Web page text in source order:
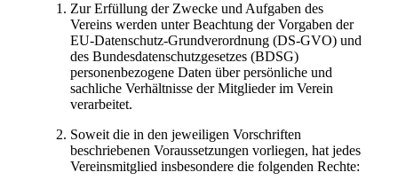
Zur Erfüllung der Zwecke und Aufgaben des
Vereins werden unter Beachtung der Vorgaben der
EU-Datenschutz-Grundverordnung (DS-GVO) und
des Bundesdatenschutzgesetzes (BDSG)
personenbezogene Daten über persönliche und
sachliche Verhältnisse der Mitglieder im Verein
verarbeitet.
Soweit die in den jeweiligen Vorschriften
beschriebenen Voraussetzungen vorliegen, hat jedes
Vereinsmitglied insbesondere die folgenden Rechte: